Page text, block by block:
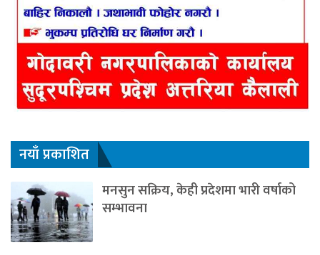
नयाँ प्रकाशित
मनसुन सक्रिय, केही प्रदेशमा भारी वर्षाको
सम्भावना